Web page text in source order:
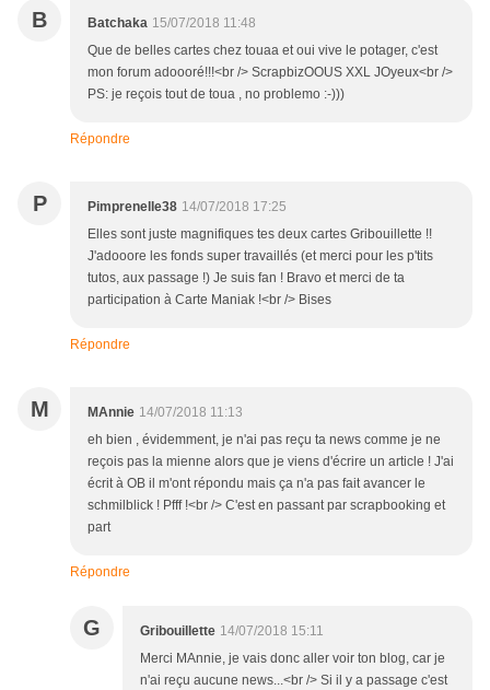
B Batchaka 15/07/2018 11:48
Que de belles cartes chez touaa et oui vive le potager, c'est
mon forum adoooré!!!<br /> ScrapbizOOUS XXL JOyeux<br />
PS: je reçois tout de toua , no problemo :-)))
Répondre
P Pimprenelle38 14/07/2018 17:25
Elles sont juste magnifiques tes deux cartes Gribouillette !!
J'adooore les fonds super travaillés (et merci pour les p'tits
tutos, aux passage !) Je suis fan ! Bravo et merci de ta
participation à Carte Maniak !<br /> Bises
Répondre
M MAnnie 14/07/2018 11:13
eh bien , évidemment, je n'ai pas reçu ta news comme je ne
reçois pas la mienne alors que je viens d'écrire un article ! J'ai
écrit à OB il m'ont répondu mais ça n'a pas fait avancer le
schmilblick ! Pfff !<br /> C'est en passant par scrapbooking et
part
Répondre
G Gribouillette 14/07/2018 15:11
Merci MAnnie, je vais donc aller voir ton blog, car je
n'ai reçu aucune news...<br /> Si il y a passage c'est